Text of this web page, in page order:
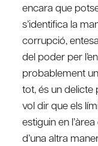
encara que
s’identifica la
corrupció,
del poder per
probablement
tot, és un delicte
vol dir que els
estiguin en
d’una altra